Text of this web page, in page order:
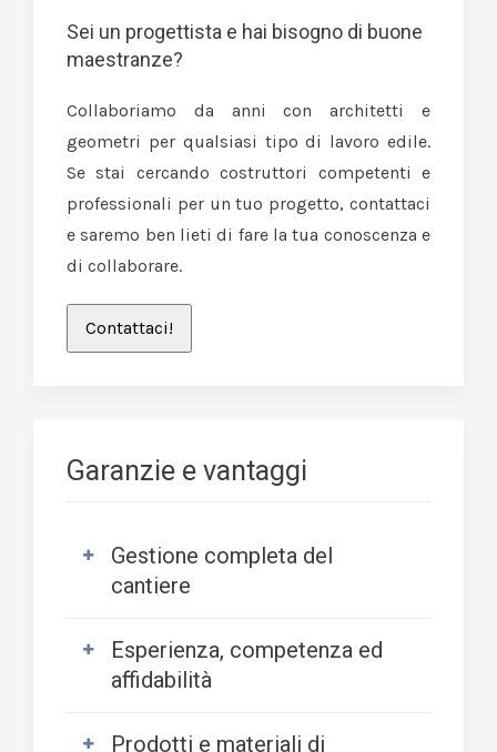
Sei un progettista e hai bisogno di buone
maestranze?
Collaboriamo da anni con architetti e
geometri per qualsiasi tipo di lavoro edile.
Se stai cercando costruttori competenti e
professionali per un tuo progetto, contattaci
e saremo ben lieti di fare la tua conoscenza e
di collaborare.
Contattaci!
Garanzie e vantaggi
Gestione completa del
cantiere
cantiere in totale sicurezza, a
norma di legge, dai permessi allo
Esperienza, competenza ed
affidabilità
Prodotti e materiali di